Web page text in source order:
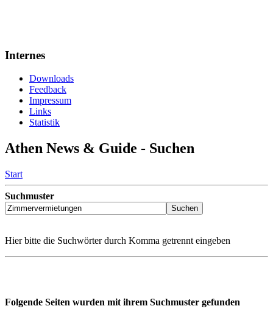
Internes
Downloads
Feedback
Impressum
Links
Statistik
Athen News & Guide - Suchen
Start
Suchmuster
Hier bitte die Suchwörter durch Komma getrennt eingeben
Folgende Seiten wurden mit ihrem Suchmuster gefunden